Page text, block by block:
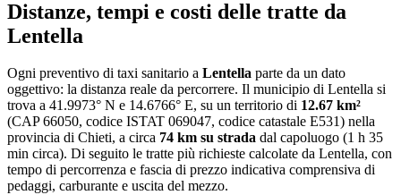
Distanze, tempi e costi delle tratte da
Lentella
Ogni preventivo di taxi sanitario a Lentella parte da un dato
oggettivo: la distanza reale da percorrere. Il municipio di Lentella si
trova a 41.9973° N e 14.6766° E, su un territorio di 12.67 km²
(CAP66050, codice ISTAT 069047, codice catastale E531) nella
provincia di Chieti, a circa 74 km su strada dal capoluogo (1 h 35
min circa). Di seguito le tratte più richieste calcolate da Lentella, con
tempo di percorrenza e fascia di prezzo indicativa comprensiva di
pedaggi, carburante e uscita del mezzo.